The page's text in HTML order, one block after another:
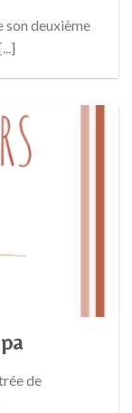
son deuxième
de